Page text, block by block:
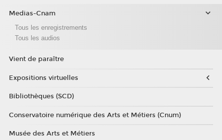
Medias-Cnam
Tous les enregistrements
Tous les audios
Vient de paraître
Expositions virtuelles
Bibliothèques (SCD)
Conservatoire numérique des Arts et Métiers (Cnum)
Musée des Arts et Métiers